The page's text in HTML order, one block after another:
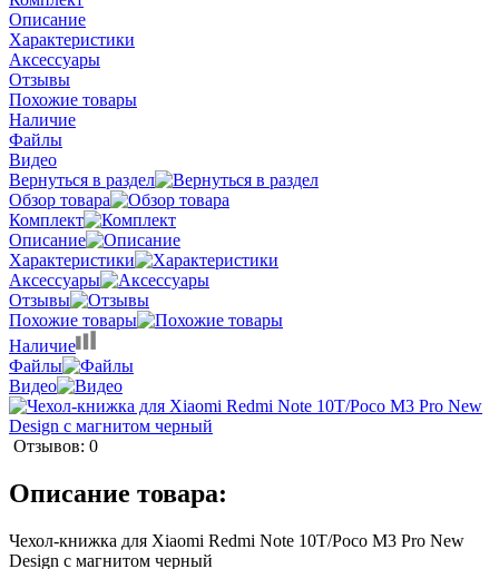
Описание
Характеристики
Аксессуары
Отзывы
Похожие товары
Наличие
Файлы
Видео
Вернуться в раздел
Обзор товара
Комплект
Описание
Характеристики
Аксессуары
Отзывы
Похожие товары
Наличие
Файлы
Видео
Отзывов: 0
Описание товара:
Чехол-книжка для Xiaomi Redmi Note 10T/Poco M3 Pro New
Design с магнитом черный